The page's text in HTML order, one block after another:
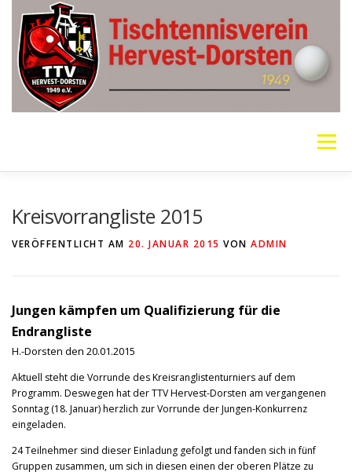
Inhalt
springen
Menü
SOCIAL MEDIA TT-NEWS WER SPIELT HEUTE?
Kreisvorrangliste 2015
VERÖFFENTLICHT AM 20. JANUAR 2015 VON ADMIN
Jungen kämpfen um Qualifizierung für die
Endrangliste
H.-Dorsten den 20.01.2015
Aktuell steht die Vorrunde des Kreisranglistenturniers auf dem
Programm. Deswegen hat der TTV Hervest-Dorsten am vergangenen
Sonntag (18. Januar) herzlich zur Vorrunde der Jungen-Konkurrenz
eingeladen.
24 Teilnehmer sind dieser Einladung gefolgt und fanden sich in fünf
Gruppen zusammen, um sich in diesen einen der oberen Plätze zu